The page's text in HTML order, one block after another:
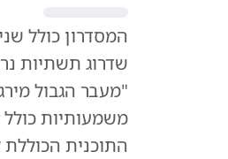
שדרוג תשתיות
"מעבר הגבול
משמעותיות
התוכנית